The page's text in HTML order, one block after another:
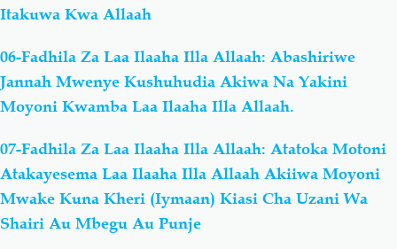
Itakuwa Kwa Allaah
06-Fadhila Za Laa Ilaaha Illa Allaah: Abashiriwe
Jannah Mwenye Kushuhudia Akiwa Na Yakini
Moyoni Kwamba Laa Ilaaha Illa Allaah.
07-Fadhila Za Laa Ilaaha Illa Allaah: Atatoka Motoni
Atakayesema Laa Ilaaha Illa Allaah Akiiwa Moyoni
Mwake Kuna Kheri (Iymaan) Kiasi Cha Uzani Wa
Shairi Au Mbegu Au Punje